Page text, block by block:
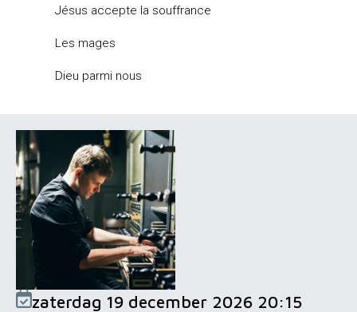
Jésus accepte la souffrance
Les mages
Dieu parmi nous
zaterdag 19 december 2026 20:15